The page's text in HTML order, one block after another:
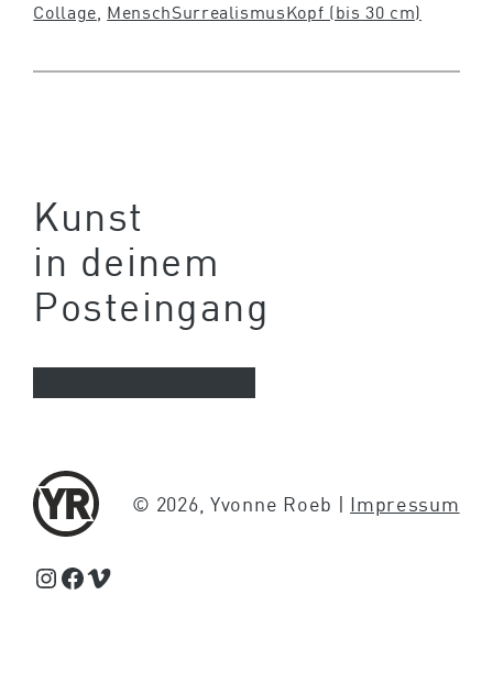
Collage MenschSurrealismusKopf (bis 30 cm)
Kunst
in deinem
Posteingang
© 2026, Yvonne Roeb | Impressum
Schaue Feed, Reels und Storys auf Instagram von Yvonne Roeb
Facebook
Schaue Videos auf Vimeo über Yvonne Roeb